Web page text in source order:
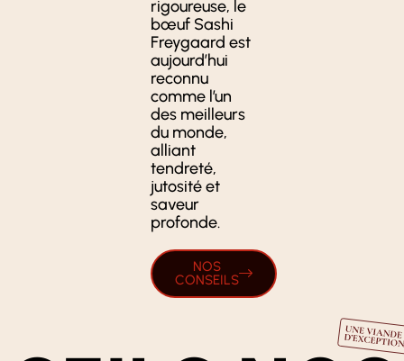
rigoureuse, le
bœuf Sashi
Freygaard est
aujourd’hui
reconnu
comme l’un
des meilleurs
du monde,
alliant
tendreté,
jutosité et
saveur
profonde.
NOS
CONSEILS